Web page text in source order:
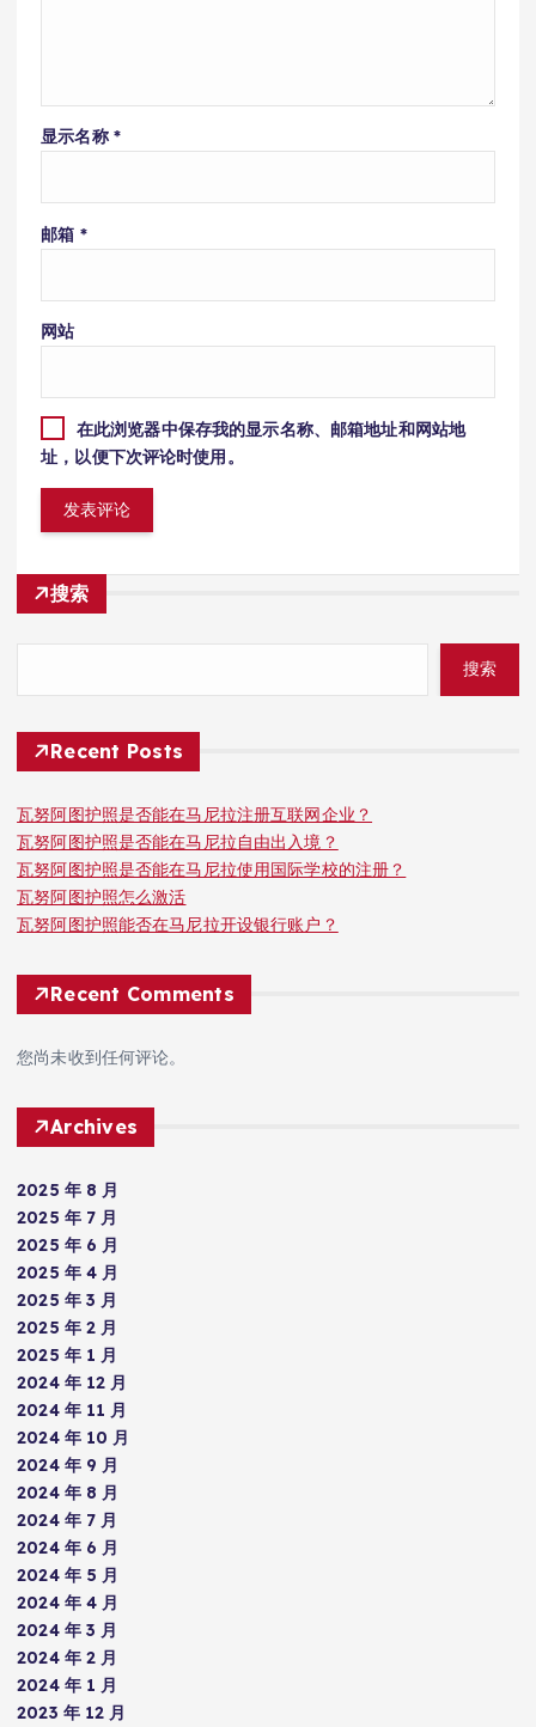
显示名称 *
邮箱 *
网站
在此浏览器中保存我的显示名称、邮箱地址和网站地
址，以便下次评论时使用。
搜索
搜索
Recent Posts
瓦努阿图护照是否能在马尼拉注册互联网企业？
瓦努阿图护照是否能在马尼拉自由出入境？
瓦努阿图护照是否能在马尼拉使用国际学校的注册？
瓦努阿图护照怎么激活
瓦努阿图护照能否在马尼拉开设银行账户？
Recent Comments
您尚未收到任何评论。
Archives
2025 年 8 月
2025 年 7 月
2025 年 6 月
2025 年 4 月
2025 年 3 月
2025 年 2 月
2025 年 1 月
2024 年 12 月
2024 年 11 月
2024 年 10 月
2024 年 9 月
2024 年 8 月
2024 年 7 月
2024 年 6 月
2024 年 5 月
2024 年 4 月
2024 年 3 月
2024 年 2 月
2024 年 1 月
2023 年 12 月